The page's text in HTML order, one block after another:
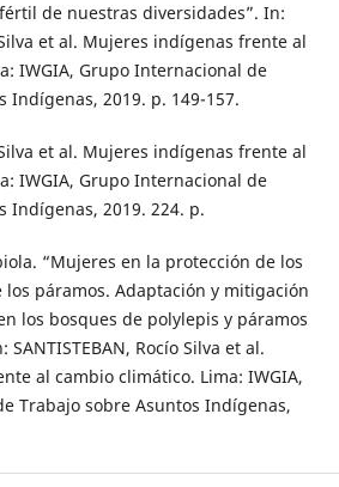
de nuestras diversidades”. In:
Silva et al. Mujeres indígenas frente al
IWGIA, Grupo Internacional de
Indígenas, 2019. p. 149-157.
Silva et al. Mujeres indígenas frente al
IWGIA, Grupo Internacional de
Indígenas, 2019. 224. p.
“Mujeres en la protección de los
los páramos. Adaptación y mitigación
los bosques de polylepis y páramos
Rocío Silva et al.
al cambio climático. Lima: IWGIA,
Trabajo sobre Asuntos Indígenas,